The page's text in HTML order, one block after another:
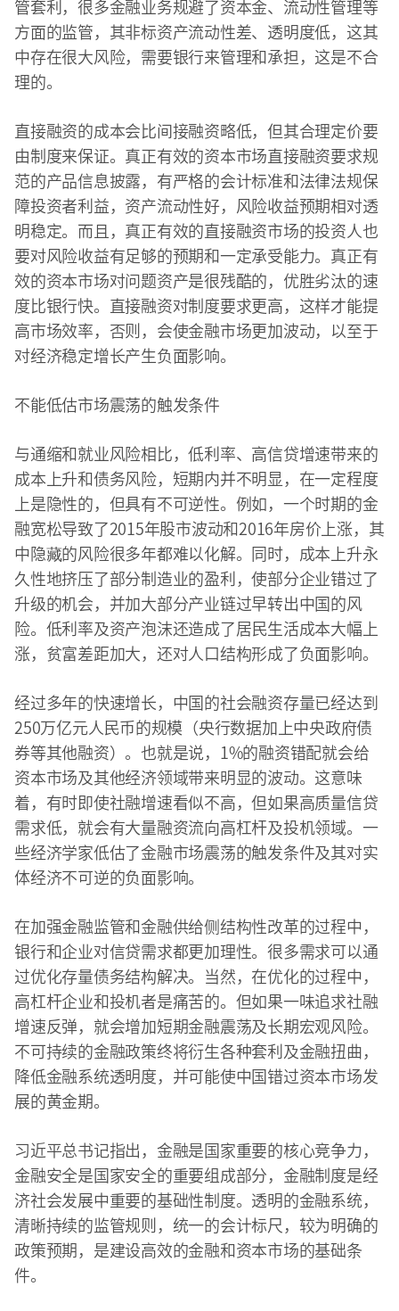
管套利，很多金融业务规避了资本金、流动性管理等
方面的监管，其非标资产流动性差、透明度低，这其
中存在很大风险，需要银行来管理和承担，这是不合
理的。
直接融资的成本会比间接融资略低，但其合理定价要
由制度来保证。真正有效的资本市场直接融资要求规
范的产品信息披露，有严格的会计标准和法律法规保
障投资者利益，资产流动性好，风险收益预期相对透
明稳定。而且，真正有效的直接融资市场的投资人也
要对风险收益有足够的预期和一定承受能力。真正有
效的资本市场对问题资产是很残酷的，优胜劣汰的速
度比银行快。直接融资对制度要求更高，这样才能提
高市场效率，否则，会使金融市场更加波动，以至于
对经济稳定增长产生负面影响。
不能低估市场震荡的触发条件
与通缩和就业风险相比，低利率、高信贷增速带来的
成本上升和债务风险，短期内并不明显，在一定程度
上是隐性的，但具有不可逆性。例如，一个时期的金
融宽松导致了2015年股市波动和2016年房价上涨，其
中隐藏的风险很多年都难以化解。同时，成本上升永
久性地挤压了部分制造业的盈利，使部分企业错过了
升级的机会，并加大部分产业链过早转出中国的风
险。低利率及资产泡沫还造成了居民生活成本大幅上
涨，贫富差距加大，还对人口结构形成了负面影响。
经过多年的快速增长，中国的社会融资存量已经达到
250万亿元人民币的规模（央行数据加上中央政府债
券等其他融资）。也就是说，1%的融资错配就会给
资本市场及其他经济领域带来明显的波动。这意味
着，有时即使社融增速看似不高，但如果高质量信贷
需求低，就会有大量融资流向高杠杆及投机领域。一
些经济学家低估了金融市场震荡的触发条件及其对实
体经济不可逆的负面影响。
在加强金融监管和金融供给侧结构性改革的过程中，
银行和企业对信贷需求都更加理性。很多需求可以通
过优化存量债务结构解决。当然，在优化的过程中，
高杠杆企业和投机者是痛苦的。但如果一味追求社融
增速反弹，就会增加短期金融震荡及长期宏观风险。
不可持续的金融政策终将衍生各种套利及金融扭曲，
降低金融系统透明度，并可能使中国错过资本市场发
展的黄金期。
习近平总书记指出，金融是国家重要的核心竞争力，
金融安全是国家安全的重要组成部分，金融制度是经
济社会发展中重要的基础性制度。透明的金融系统，
清晰持续的监管规则，统一的会计标尺，较为明确的
政策预期，是建设高效的金融和资本市场的基础条
件。